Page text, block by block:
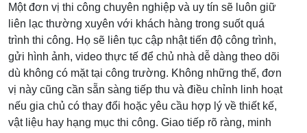
Một đơn vị thi công chuyên nghiệp và uy tín sẽ luôn giữ
liên lạc thường xuyên với khách hàng trong suốt quá
trình thi công. Họ sẽ liên tục cập nhật tiến độ công trình,
gửi hình ảnh, video thực tế để chủ nhà dễ dàng theo dõi
dù không có mặt tại công trường. Không những thế, đơn
vị này cũng cần sẵn sàng tiếp thu và điều chỉnh linh hoạt
nếu gia chủ có thay đổi hoặc yêu cầu hợp lý về thiết kế,
vật liệu hay hạng mục thi công. Giao tiếp rõ ràng, minh